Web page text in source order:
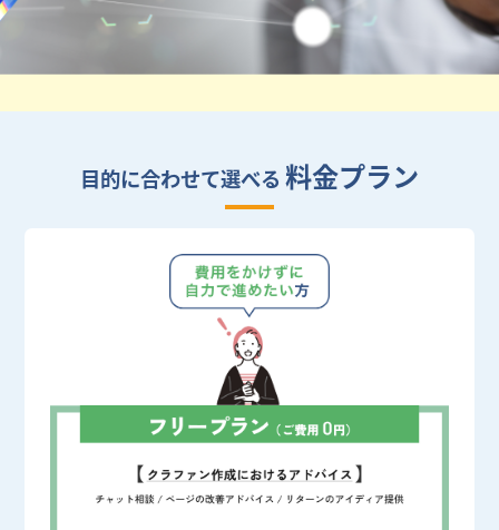
目的に合わせて選べる 料金プラン